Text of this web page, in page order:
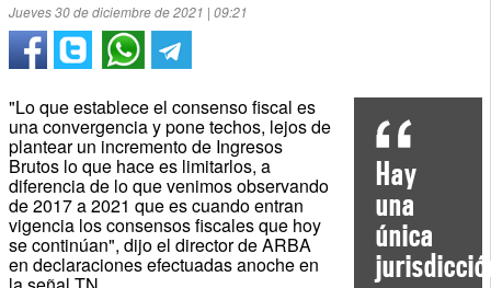
Jueves 30 de diciembre de 2021 | 09:21
Hay
una
única
"Lo que establece el consenso fiscal es
una convergencia y pone techos, lejos de
plantear un incremento de Ingresos
Brutos lo que hace es limitarlos, a
diferencia de lo que venimos observando
de 2017 a 2021 que es cuando entran
vigencia los consensos fiscales que hoy
se continúan", dijo el director de ARBA
en declaraciones efectuadas anoche en